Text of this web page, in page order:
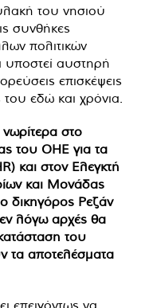
του νησιού
συνθήκες
πολιτικών
αυστηρή
επισκέψεις
του εδώ και χρόνια.
στο
του ΟΗΕ για τα
και στον Ελεγκτή
και Μονάδας
δικηγόρος Ρεζάν
εν λόγω αρχές θα
του
τα αποτελέσματα